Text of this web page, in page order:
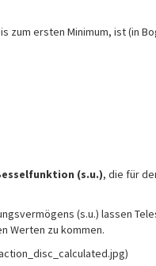
zum ersten Minimum, ist (in
(s.u.), die für
(s.u.) lassen
Werten zu kommen.